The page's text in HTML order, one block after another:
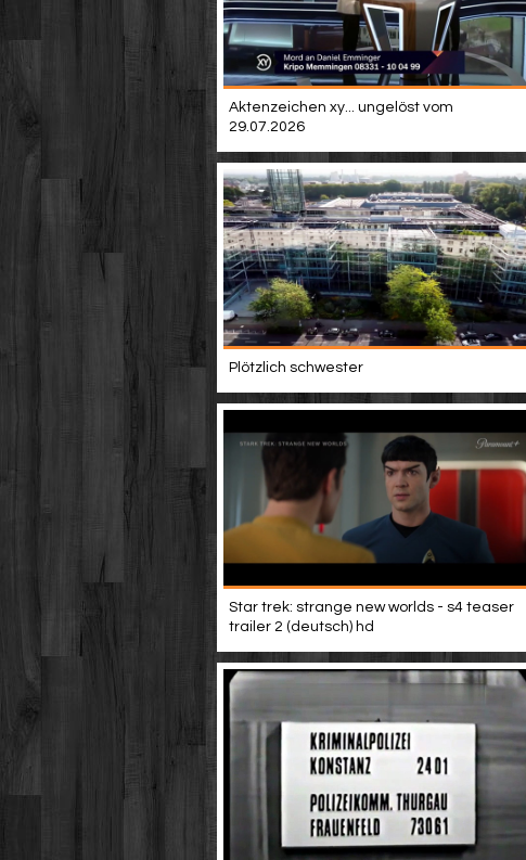
Aktenzeichen xy... ungelöst vom
29.07.2026
Plötzlich schwester
Star trek: strange new worlds - s4 teaser
trailer 2 (deutsch) hd